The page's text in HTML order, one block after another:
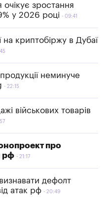
зростання
у 2026 році
09:41
на криптобіржу в Дубаї
неминуче
22:15
військових товарів
про
рф
21:17
дефолт
атак рф
20:49